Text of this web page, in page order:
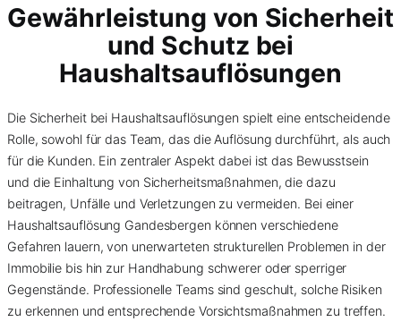
Gewährleistung von Sicherheit
und Schutz bei
Haushaltsauflösungen
Die Sicherheit bei Haushaltsauflösungen spielt eine entscheidende
Rolle, sowohl für das Team, das die Auflösung durchführt, als auch
für die Kunden. Ein zentraler Aspekt dabei ist das Bewusstsein
und die Einhaltung von Sicherheitsmaßnahmen, die dazu
beitragen, Unfälle und Verletzungen zu vermeiden. Bei einer
Haushaltsauflösung Gandesbergen können verschiedene
Gefahren lauern, von unerwarteten strukturellen Problemen in der
Immobilie bis hin zur Handhabung schwerer oder sperriger
Gegenstände. Professionelle Teams sind geschult, solche Risiken
zu erkennen und entsprechende Vorsichtsmaßnahmen zu treffen.